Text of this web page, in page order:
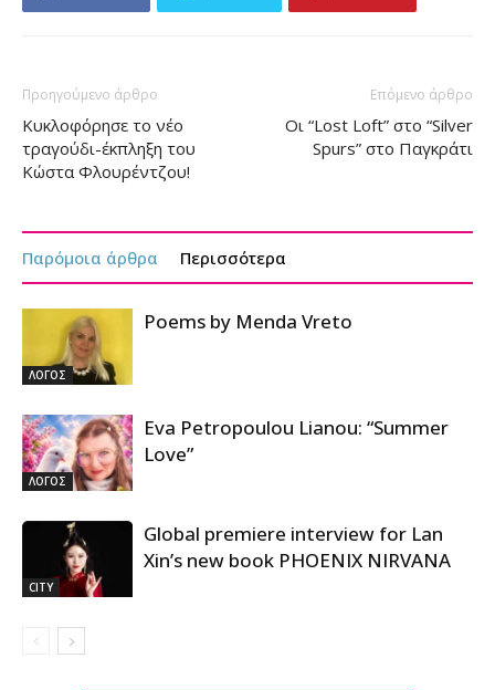
Προηγούμενο άρθρο
Kυκλοφόρησε το νέο
τραγούδι-έκπληξη του
Κώστα Φλουρέντζου!
Επόμενο άρθρο
Οι “Lost Loft” στο “Silver
Spurs” στο Παγκράτι
Παρόμοια άρθρα Περισσότερα
ΛΟΓΟΣ
Poems by Menda Vreto
ΛΟΓΟΣ
Eva Petropoulou Lianou: “Summer
Love”
CITY
Global premiere interview for Lan
Xin’s new book PHOENIX NIRVANA